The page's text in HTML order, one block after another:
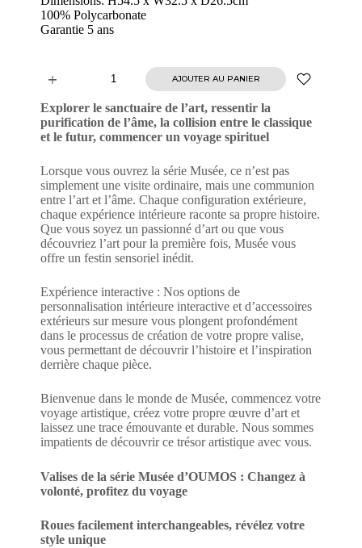
100% Polycarbonate
Garantie 5 ans
AJOUTER AU PANIER
t
e
r
a
t
i
v
e
:
Explorer le sanctuaire de l’art, ressentir la
purification de l’âme, la collision entre le classique
et le futur, commencer un voyage spirituel
Lorsque vous ouvrez la série Musée, ce n’est pas
simplement une visite ordinaire, mais une communion
entre l’art et l’âme. Chaque configuration extérieure,
chaque expérience intérieure raconte sa propre histoire.
Que vous soyez un passionné d’art ou que vous
découvriez l’art pour la première fois, Musée vous
offre un festin sensoriel inédit.
Expérience interactive : Nos options de
personnalisation intérieure interactive et d’accessoires
extérieurs sur mesure vous plongent profondément
dans le processus de création de votre propre valise,
vous permettant de découvrir l’histoire et l’inspiration
derrière chaque pièce.
Bienvenue dans le monde de Musée, commencez votre
voyage artistique, créez votre propre œuvre d’art et
laissez une trace émouvante et durable. Nous sommes
impatients de découvrir ce trésor artistique avec vous.
Valises de la série Musée d’OUMOS : Changez à
volonté, profitez du voyage
Roues facilement interchangeables, révélez votre
style unique